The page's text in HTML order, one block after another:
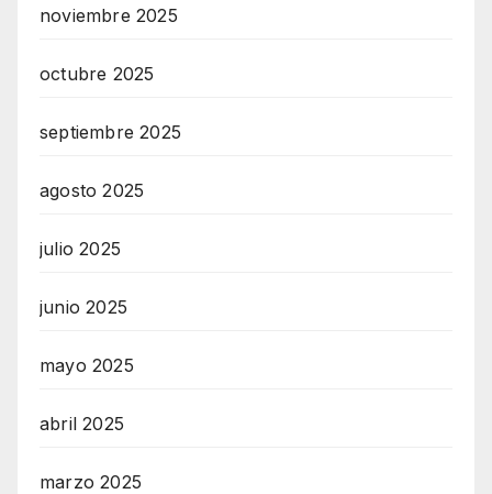
noviembre 2025
octubre 2025
septiembre 2025
agosto 2025
julio 2025
junio 2025
mayo 2025
abril 2025
marzo 2025